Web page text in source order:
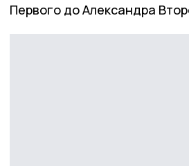
Первого до Александра